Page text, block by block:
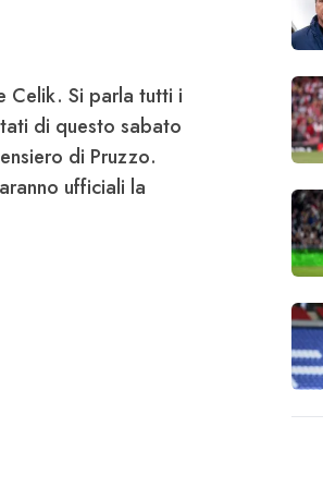
Celik. Si parla tutti i
di questo sabato
di Pruzzo.
ufficiali la